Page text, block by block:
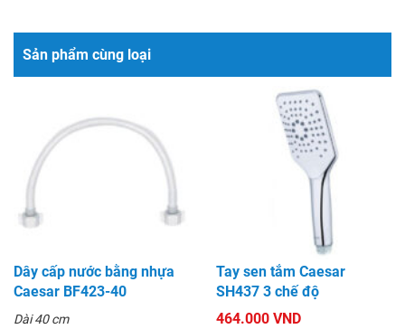
Sản phẩm cùng loại
Dây cấp nước bằng nhựa
Caesar BF423-40
Dài 40 cm
Tay sen tắm Caesar
SH437 3 chế độ
464.000 VND